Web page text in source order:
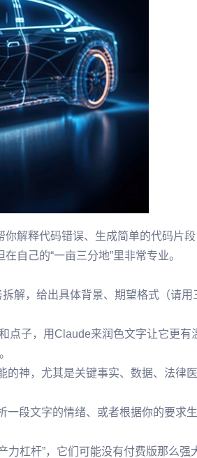
你解释代码错误、生成简单的代码片
自己的“一亩三分地”里非常专业。
解，给出具体背景、期望格式（请用
点子，用Claude来润色文字让它更有
的神，尤其是关键事实、数据、法律
一段文字的情绪、或者根据你的要求
力杠杆”，它们可能没有付费版那么强